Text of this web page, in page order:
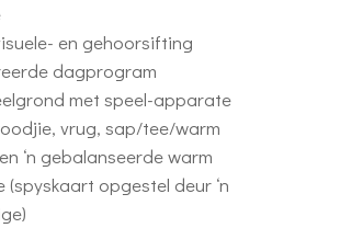
en gehoorsifting
dagprogram
met speel-apparate
vrug, sap/tee/warm
‘n gebalanseerde warm
opgestel deur ‘n